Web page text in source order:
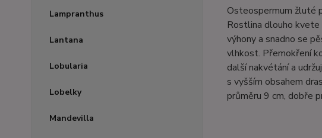
Lampranthus
Lantana
Lobularia
Lobelky
Mandevilla
Osteospermum žluté
Rostlina dlouho kvete
výhony a snadno se
vlhkost. Přemokření
další nakvétání a
s vyšším obsahem
průměru 9 cm, dobře